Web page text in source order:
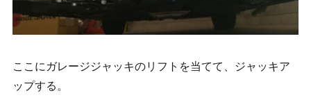
ここにガレージジャッキのリフトを当てて、ジャッキア
ップする。